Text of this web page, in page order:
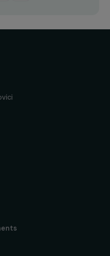
Focus sur la
actualités
newsletter
nos appels à projets,
et